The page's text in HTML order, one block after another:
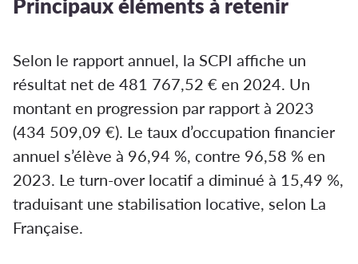
Principaux éléments à retenir
Selon le rapport annuel, la SCPI affiche un
résultat net de 481 767,52 € en 2024. Un
montant en progression par rapport à 2023
(434 509,09 €). Le taux d’occupation financier
annuel s’élève à 96,94 %, contre 96,58 % en
2023. Le turn-over locatif a diminué à 15,49 %,
traduisant une stabilisation locative, selon La
Française.